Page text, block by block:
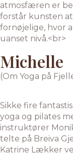
atmosfæren er
forstår kunsten
fornøjelige, hvor
uanset nivå.<br>
Michelle
(Om Yoga på
Sikke fire
yoga og pilates
instruktører
telte på Breiva
Katrine Lækker